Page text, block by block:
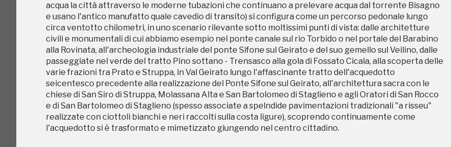
acqua la città attraverso le moderne tubazioni che continuano a prelevare acqua dal torrente Bisagno
e usano l'antico manufatto quale cavedio di transito) si configura come un percorso pedonale lungo
circa ventotto chilometri, in uno scenario rilevante sotto moltissimi punti di vista: dalle architetture
civili e monumentali di cui abbiamo esempio nel ponte canale sul rio Torbido o nel portale del Barabino
alla Rovinata, all'archeologia industriale del ponte Sifone sul Geirato e del suo gemello sul Veilino, dalle
passeggiate nel verde del tratto Pino sottano - Trensasco alla gola di Fossato Cicala, alla scoperta delle
varie frazioni tra Prato e Struppa, in Val Geirato lungo l'affascinante tratto dell'acquedotto
seicentesco precedente alla realizzazione del Ponte Sifone sul Geirato, all'architettura sacra con le
chiese di San Siro di Struppa, Molassana Alta e San Bartolomeo di Staglieno e agli Oratori di San Rocco
e di San Bartolomeo di Staglieno (spesso associate a spelndide pavimentazioni tradizionali "a risseu"
realizzate con ciottoli bianchi e neri raccolti sulla costa ligure), scoprendo continuamente come
l'acquedotto si è trasformato e mimetizzato giungendo nel centro cittadino.
Storico campagne in questo luogo